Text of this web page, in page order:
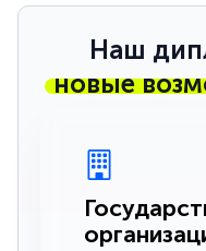
Наш
новые